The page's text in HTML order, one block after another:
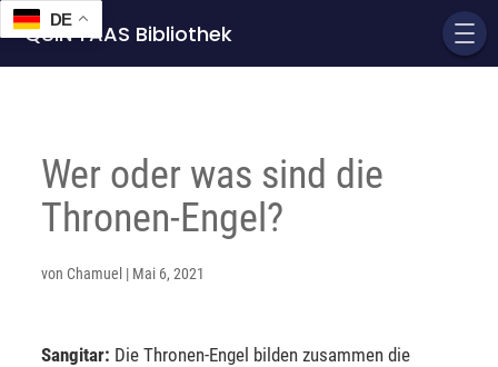
QUIN'TAAS Bibliothek
Wer oder was sind die
Thronen-Engel?
vonChamuel | Mai 6, 2021
Sangitar: Die Thronen-Engel bilden zusammen die
DE